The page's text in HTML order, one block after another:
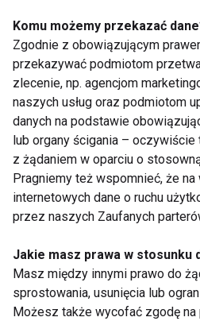
takich butów do Nordic
marsz nawet w lekko
czystą przyjemnością.
NORDIC WALKING MODA
FIT LIGHT
Nordic
Komu możemy przekazać
Zgodnie z obowiązującym
przekazywać podmiotom
zlecenie, np. agencjom
naszych usług oraz podmiotom
danych na podstawie
lub organy ścigania –
z żądaniem w oparciu o
Pragniemy też wspomnieć, że
internetowych dane o ruchu
przez naszych Zaufanych
Jakie masz prawa w stosunku
Masz między innymi prawo do
sprostowania, usunięcia lub
Możesz także wycofać zgodę